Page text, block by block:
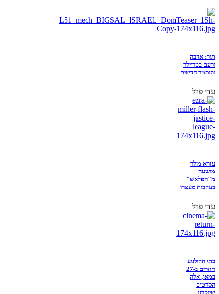
תור: אהבה
ורעם בטריילר
ופוסטר חדשים
עדי פרל
עזרא מילר
מושעה
מ"הפלאש"
בעקבות מעצרו
עדי פרל
בתי הקולנוע
חוזרים ב-27
במאי, אלה
הסרטים
שיוקרנו